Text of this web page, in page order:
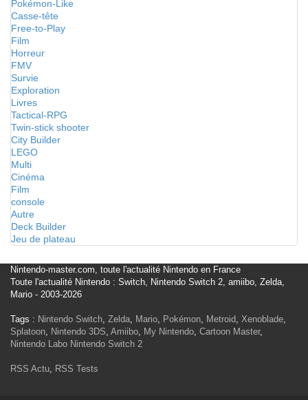
Pokémon-Like
Casse-tête
Free-to-Play
Film
Horreur
FMV
Survie
Exploration
Livres
Tactical-RPG
Twin-stick shooter
City Builder
LEGO
Multi
Cinéma
Film
console
Autre
Deck Builder
Jeu de plateau
Nintendo-master.com, toute l'actualité Nintendo en France
Toute l'actualité Nintendo : Switch, Nintendo Switch 2, amiibo, Zelda,
Mario - 2003-2026
Tags : Nintendo Switch, Zelda, Mario, Pokémon, Metroid, Xenoblade,
Splatoon, Nintendo 3DS, Amiibo, My Nintendo, Cartoon Master,
Nintendo Labo Nintendo Switch 2
RSS Actu, RSS Tests